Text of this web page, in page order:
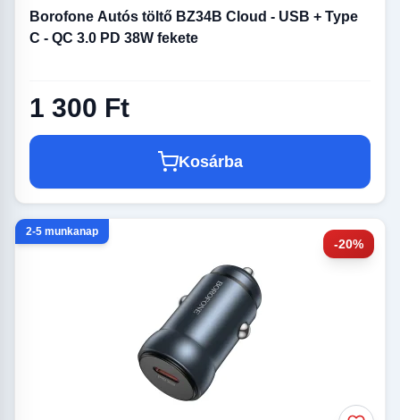
Borofone Autós töltő BZ34B Cloud - USB + Type
C - QC 3.0 PD 38W fekete
1 300 Ft
Kosárba
-20%
2-5 munkanap